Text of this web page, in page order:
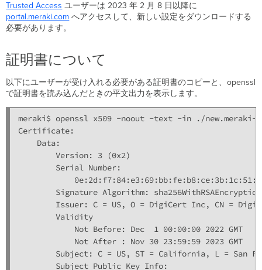
Trusted Access ユーザーは 2023 年 2 月 8 日以降に
portal.meraki.com へアクセスして、新しい設定をダウンロードする
必要があります。
証明書について
以下にユーザーが受け入れる必要がある証明書のコピーと、openssl
で証明書を読み込んだときの平文出力を表示します。
meraki$ openssl x509 -noout -text -in ./new.meraki-
Certificate:
    Data:
        Version: 3 (0x2)
        Serial Number:
        Signature Algorithm: sha256WithRSAEncryption
Issuer: C = US, O = DigiCert Inc, CN =
        Validity
            Not Before: Dec  1 00:00:00 2022 GMT
            Not After : Nov 30 23:59:59 2023 GMT
Subject: C = US, ST = California, L = San
        Subject Public Key Info: